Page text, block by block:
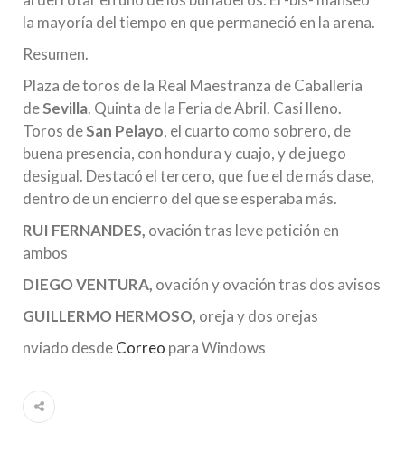
la mayoría del tiempo en que permaneció en la arena.
Resumen.
Plaza de toros de la Real Maestranza de Caballería
deSevilla. Quinta de la Feria de Abril. Casi lleno.
Toros deSan Pelayo, el cuarto como sobrero, de
buena presencia, con hondura y cuajo, y de juego
desigual. Destacó el tercero, que fue el de más clase,
dentro de un encierro del que se esperaba más.
RUI FERNANDES, ovación tras leve petición en
ambos
DIEGO VENTURA, ovación y ovación tras dos avisos
GUILLERMO HERMOSO, oreja y dos orejas
nviado desdeCorreo para Windows